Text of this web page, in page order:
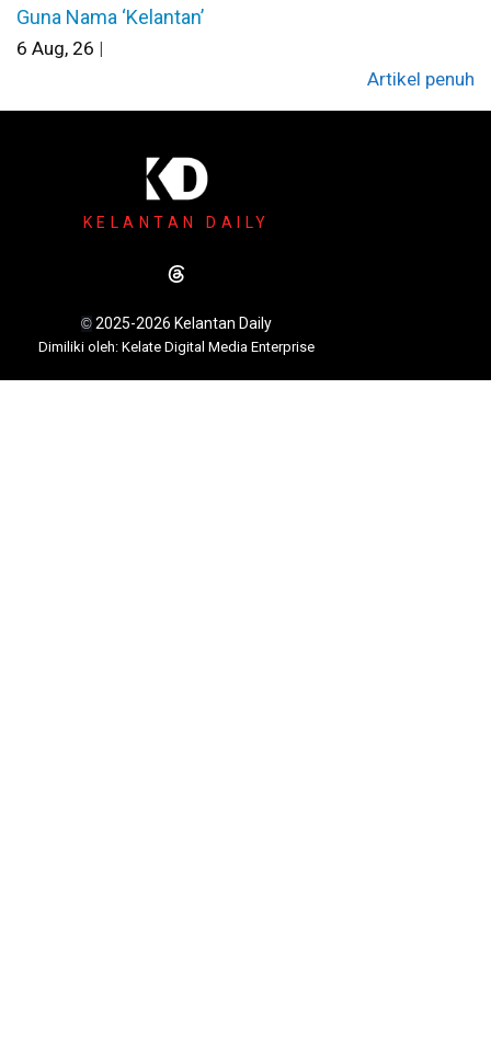
Guna Nama ‘Kelantan’
6 Aug, 26 |
Artikel penuh
KELANTAN DAILY
© 2025-2026 Kelantan Daily
Dimiliki oleh: Kelate Digital Media Enterprise